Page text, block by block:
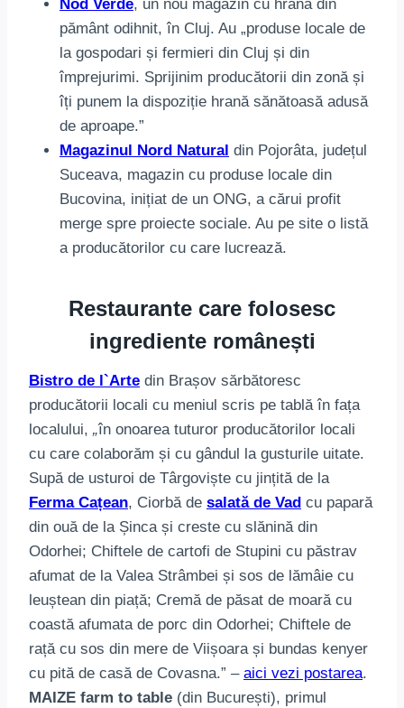
Nod Verde, un nou magazin cu hrană din
pământ odihnit, în Cluj. Au „produse locale de
la gospodari și fermieri din Cluj și din
împrejurimi. Sprijinim producătorii din zonă și
îți punem la dispoziție hrană sănătoasă adusă
de aproape.”
Magazinul Nord Natural din Pojorâta, județul
Suceava, magazin cu produse locale din
Bucovina, inițiat de un ONG, a cărui profit
merge spre proiecte sociale. Au pe site o listă
a producătorilor cu care lucrează.
Restaurante care folosesc
ingrediente românești
Bistro de l`Arte din Brașov sărbătoresc
producătorii locali cu meniul scris pe tablă în fața
localului, „în onoarea tuturor producătorilor locali
cu care colaborăm și cu gândul la gusturile uitate.
Supă de usturoi de Târgoviște cu jințită de la
Ferma Cațean, Ciorbă de salată de Vad cu papară
din ouă de la Șinca și creste cu slănină din
Odorhei; Chiftele de cartofi de Stupini cu păstrav
afumat de la Valea Strâmbei și sos de lămâie cu
leuștean din piață; Cremă de păsat de moară cu
coastă afumata de porc din Odorhei; Chiftele de
rață cu sos din mere de Viișoara și bundas kenyer
cu pită de casă de Covasna.” – aici vezi postarea.
MAIZE farm to table (din București), primul